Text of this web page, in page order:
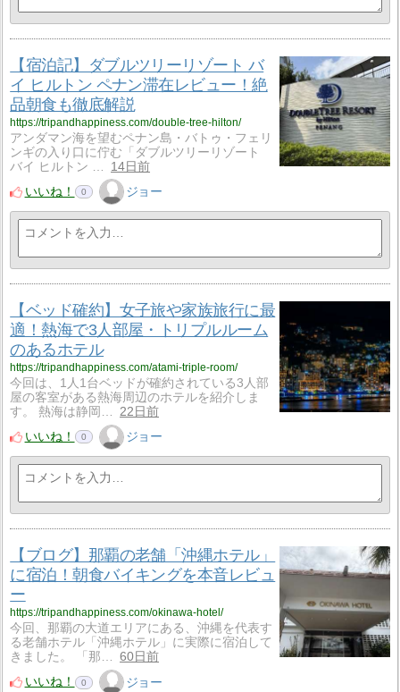
【宿泊記】ダブルツリーリゾート バ
イ ヒルトン ペナン滞在レビュー！絶
品朝食も徹底解説
https://tripandhappiness.com/double-tree-hilton/
アンダマン海を望むペナン島・バトゥ・フェリ
ンギの入り口に佇む「ダブルツリーリゾート
バイ ヒルトン …
14日前
いいね！
0 ジョー
【ベッド確約】女子旅や家族旅行に最
適！熱海で3人部屋・トリプルルーム
のあるホテル
https://tripandhappiness.com/atami-triple-room/
今回は、1人1台ベッドが確約されている3人部
屋の客室がある熱海周辺のホテルを紹介しま
す。 熱海は静岡…
22日前
いいね！
0 ジョー
【ブログ】那覇の老舗「沖縄ホテル」
に宿泊！朝食バイキングを本音レビュ
ー
https://tripandhappiness.com/okinawa-hotel/
今回、那覇の大道エリアにある、沖縄を代表す
る老舗ホテル「沖縄ホテル」に実際に宿泊して
きました。 「那…
60日前
いいね！
0 ジョー